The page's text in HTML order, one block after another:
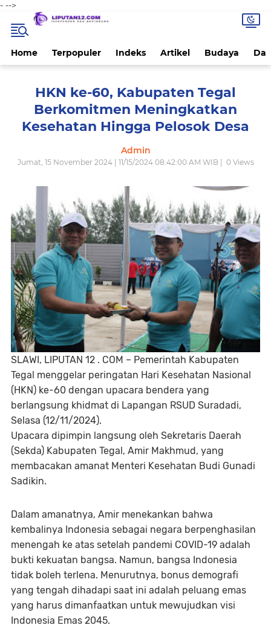
- -->
Home Terpopuler Indeks Artikel Budaya
HKN ke-60, Kabupaten Tegal
Berkomitmen Meningkatkan
Kesehatan Hingga Pelosok Desa
Admin
Jumat, 15 November 2024 | 11/15/2024 08:42:00 AM WIB | 0Views
SLAWI, LIPUTAN 12 . COM – Pemerintah Kabupaten
Tegal menggelar peringatan Hari Kesehatan Nasional
(HKN) ke-60 dengan upacara bendera yang
berlangsung khidmat di Lapangan RSUD Suradadi,
Selasa (12/11/2024).
Upacara dipimpin langsung oleh Sekretaris Daerah
(Sekda) Kabupaten Tegal, Amir Makhmud, yang
membacakan amanat Menteri Kesehatan Budi Gunadi
Sadikin.
Dalam amanatnya, Amir menekankan bahwa
kembalinya Indonesia sebagai negara berpenghasilan
menengah ke atas setelah pandemi COVID-19 adalah
bukti kekuatan bangsa. Namun, bangsa Indonesia
tidak boleh terlena. Menurutnya, bonus demografi
yang tengah dihadapi saat ini adalah peluang emas
yang harus dimanfaatkan untuk mewujudkan visi
Indonesia Emas 2045.